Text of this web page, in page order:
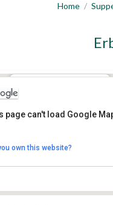
Home /
Gut Heimendahl
Haus Bockdorf 1 - Kempen
page can't load Google
own this website?